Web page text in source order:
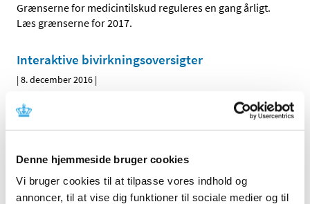
Denne hjemmeside bruger cookies
Vi bruger cookies til at tilpasse vores indhold og
annoncer, til at vise dig funktioner til sociale medier og til
Grænserne for medicintilskud reguleres en gang årligt.
Læs grænserne for 2017.
Interaktive bivirkningsoversigter
|8. december 2016 |
redskab, der giver forskere og andre interesserede…
mod migræne og medicin i andre dele af ATC-
gruppe N
|8. december 2016|